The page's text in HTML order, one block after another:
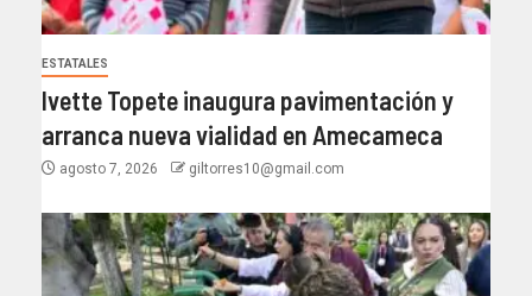
ESTATALES
Ivette Topete inaugura pavimentación y
arranca nueva vialidad en Amecameca
agosto 7, 2026 giltorres10@gmail.com